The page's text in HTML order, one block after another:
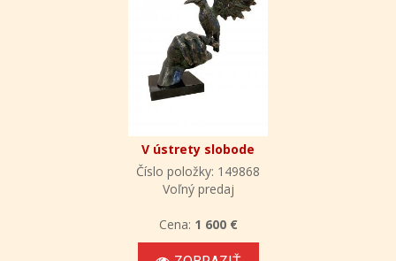
V ústrety slobode
Číslo položky: 149868
Voľný predaj
Cena: 1 600 €